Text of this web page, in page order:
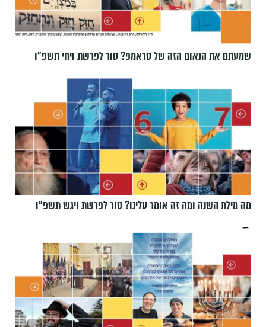
שמעתם את הנאום הזה של טראמפ? טור לפרשת ויחי תשפ״ו
מה מילת השנה ומה זה אומר עלינו? טור לפרשת ויגש תשפ״ו